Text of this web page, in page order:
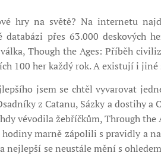
hry na světě? Na internetu
databázi přes 63.000 deskových
Though the Ages: Příběh
100 her každý rok. A existují i jiné
jsem se chtěl vyvarovat
z Catanu, Sázky a dostihy
vévodila žebříčkům, Through
marně zápolili s pravidly a
nejlepší se neustále mění s